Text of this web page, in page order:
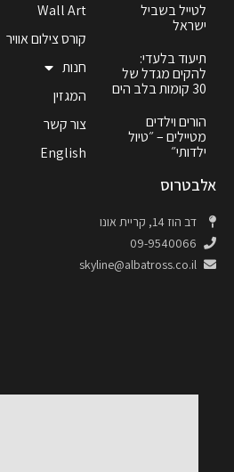
לטייל בשביל
ישראל
תיעוד בלעדי:
להקים מגדל של
30 קומות בלב הים
הורים וילדים
מטיילים – ״טיול
ילדותי״
Wall Art
קורס צילום אוויר
חנות
המגזין
צור קשר
English
אלבטרוס
דב הוז 14, קריית אונו
09-9540066
skyline@albatross.co.il